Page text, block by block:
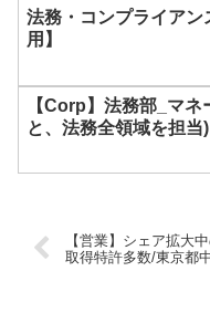
い
。
法務・コンプライア
用】
【Corp】法務部_マ
と、法務全領域を担当)
【営業】シェア拡大
取得特許多数/東京都